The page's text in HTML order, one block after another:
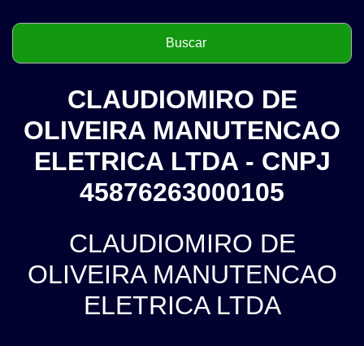
CLAUDIOMIRO DE
OLIVEIRA MANUTENCAO
ELETRICA LTDA - CNPJ
45876263000105
CLAUDIOMIRO DE
OLIVEIRA MANUTENCAO
ELETRICA LTDA